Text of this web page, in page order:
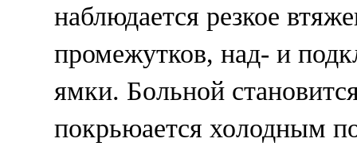
наблюдается резкое
промежутков, над- и
ямки. Больной
покрьюается холодным